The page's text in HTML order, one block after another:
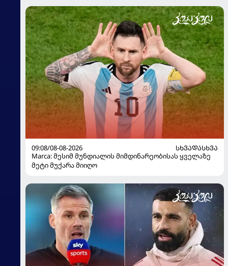
09:08/08-08-2026
ᲡᲮᲕᲐᲓᲐᲡᲮᲕᲐ
Marca: მესიმ მუნდიალის მიმდინარეობისას ყველაზე
მეტი მუქარა მიიღო